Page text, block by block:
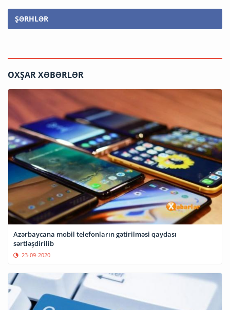
ŞƏRHLƏR
OXŞAR XƏBƏRLƏR
Azərbaycana mobil telefonların gətirilməsi qaydası
sərtləşdirilib
23-09-2020